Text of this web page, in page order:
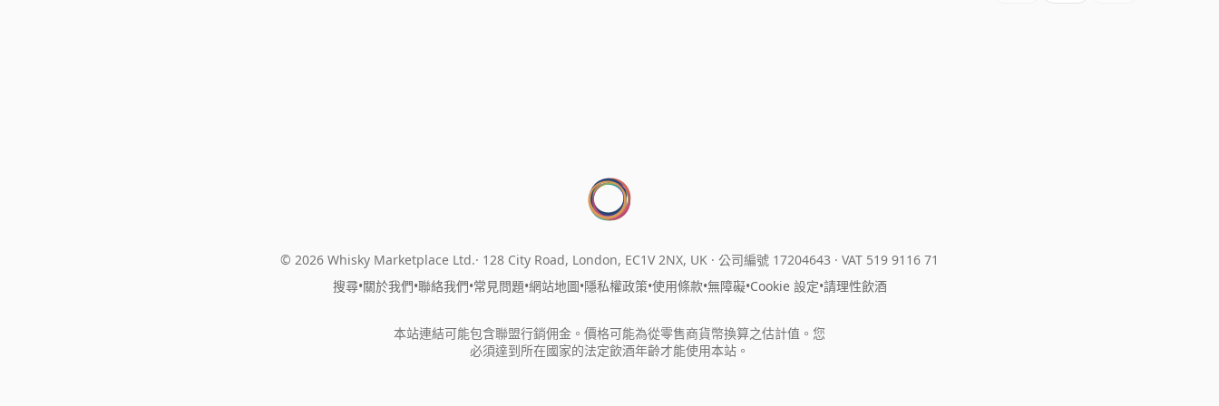
© 2026 Whisky Marketplace Ltd. 128 City Road, London, EC1V 2NX, UK · 公司編號 17204643 · VAT 519 9116 71
搜尋•關於我們•聯絡我們•常見問題•網站地圖•隱私權政策•使用條款•無障礙•Cookie 設定•請理性飲酒
本站連結可能包含聯盟行銷佣金。價格可能為從零售商貨幣換算之估計值。您
必須達到所在國家的法定飲酒年齡才能使用本站。